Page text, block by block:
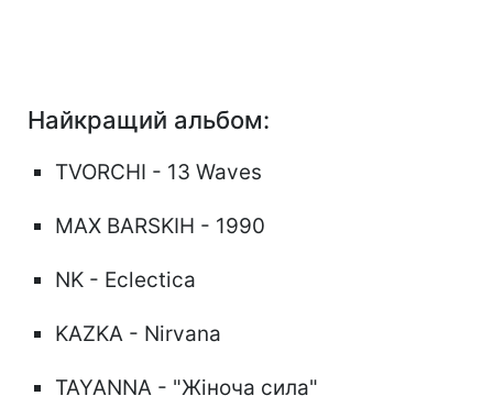
Найкращий альбом:
TVORCHI - 13 Waves
MAX BARSKIH - 1990
NK - Eclectica
KAZKA - Nirvana
TAYANNA - "Жіноча сила"